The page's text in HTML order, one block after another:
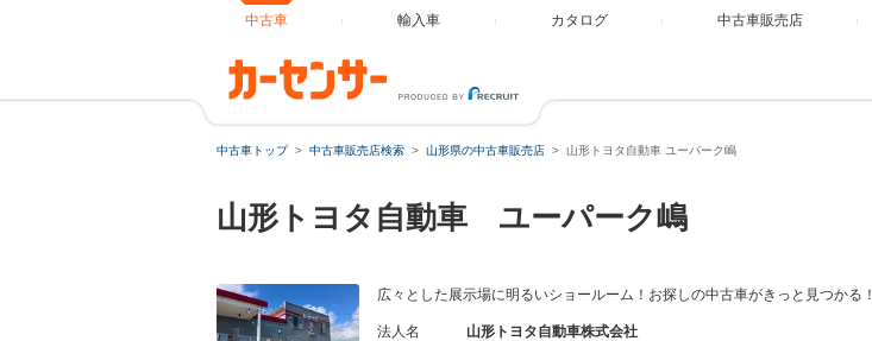
中古車 輸入車 カタログ 中古車販売店
中古車トップ 中古車販売店検索 山形県の中古車販売店 山形トヨタ自動車 ユーパーク嶋
山形トヨタ自動車 ユーパーク嶋
広々とした展示場に明るいショールーム！お探しの中古車がきっと見つかる！
法人名
山形トヨタ自動車株式会社